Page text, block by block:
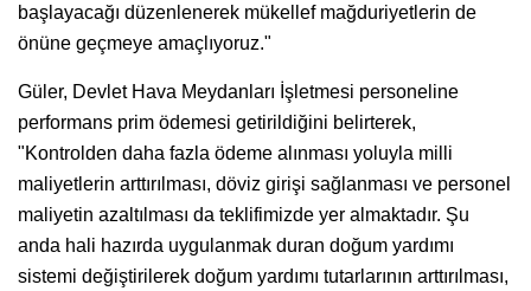
başlayacağı düzenlenerek mükellef mağduriyetlerin de
önüne geçmeye amaçlıyoruz."
Güler, Devlet Hava Meydanları İşletmesi personeline
performans prim ödemesi getirildiğini belirterek,
"Kontrolden daha fazla ödeme alınması yoluyla milli
maliyetlerin arttırılması, döviz girişi sağlanması ve personel
maliyetin azaltılması da teklifimizde yer almaktadır. Şu
anda hali hazırda uygulanmak duran doğum yardımı
sistemi değiştirilerek doğum yardımı tutarlarının arttırılması,